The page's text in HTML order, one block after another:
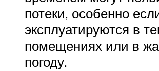
потеки, особенно
эксплуатируются в
помещениях или в
погоду.